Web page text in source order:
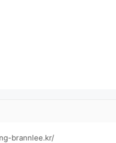
brannlee.kr/